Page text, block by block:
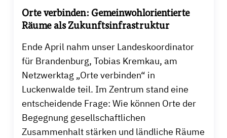
Orte verbinden: Gemeinwohlorientierte
Räume als Zukunftsinfrastruktur
Ende April nahm unser Landeskoordinator
für Brandenburg, Tobias Kremkau, am
Netzwerktag „Orte verbinden“ in
Luckenwalde teil. Im Zentrum stand eine
entscheidende Frage: Wie können Orte der
Begegnung gesellschaftlichen
Zusammenhalt stärken und ländliche Räume